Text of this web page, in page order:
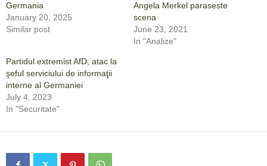
Germania
January 20, 2025
Similar post
Angela Merkel paraseste
scena
June 23, 2021
In "Analize"
Partidul extremist AfD, atac la
şeful serviciului de informaţii
interne al Germaniei
July 4, 2023
In "Securitate"